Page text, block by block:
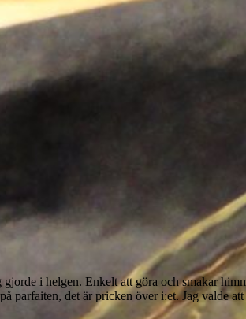
i helgen. Enkelt att göra och smakar
parfaiten, det är pricken över i:et. Jag valde